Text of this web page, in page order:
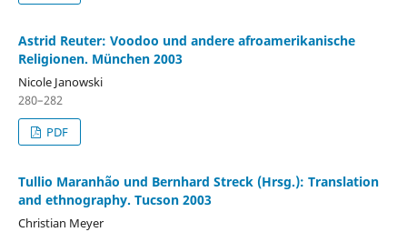
Astrid Reuter: Voodoo und andere afroamerikanische
Religionen. München 2003
Nicole Janowski
280–282
PDF
Tullio Maranhão und Bernhard Streck (Hrsg.): Translation
and ethnography. Tucson 2003
Christian Meyer